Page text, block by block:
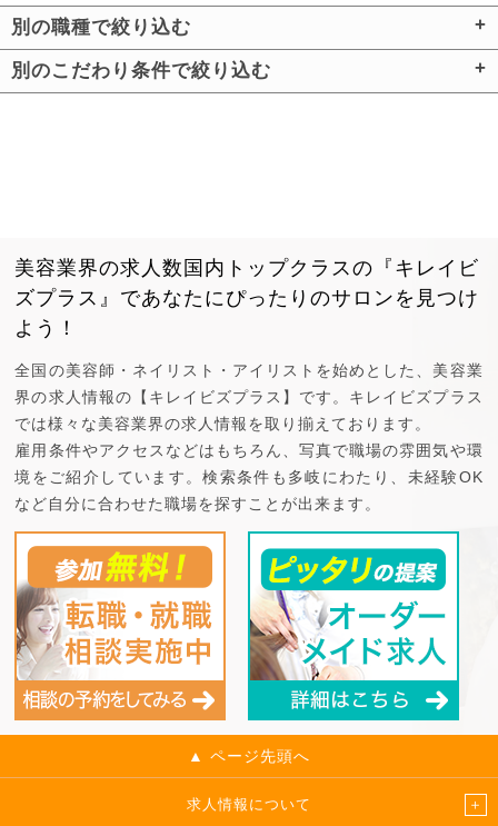
別の職種で絞り込む
別のこだわり条件で絞り込む
美容業界の求人数国内トップクラスの『キレイビ
ズプラス』であなたにぴったりのサロンを見つけ
よう！
全国の美容師・ネイリスト・アイリストを始めとした、美容業
界の求人情報の【キレイビズプラス】です。キレイビズプラス
では様々な美容業界の求人情報を取り揃えております。
雇用条件やアクセスなどはもちろん、写真で職場の雰囲気や環
境をご紹介しています。検索条件も多岐にわたり、未経験OK
など自分に合わせた職場を探すことが出来ます。
▲ ページ先頭へ
求人情報について